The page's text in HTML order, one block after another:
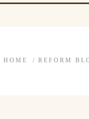
戸建て
マンシ
リフォ
リフォ
HOME REFORM